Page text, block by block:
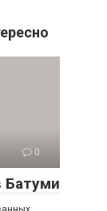
0
Батуми